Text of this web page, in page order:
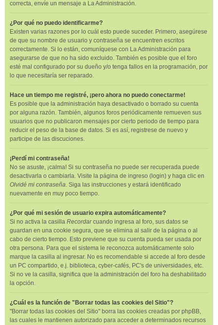
correcta, envíe un mensaje a La Administración.
¿Por qué no puedo identificarme?
Existen varias razones por lo cuál esto puede suceder. Primero, asegúrese
de que su nombre de usuario y contraseña se encuentren escritos
correctamente. Si lo están, comuníquese con La Administración para
asegurarse de que no ha sido excluido. También es posible que el foro
esté mal configurado por su dueño y/o tenga fallos en la programación, por
lo que necesitaría ser reparado.
Hace un tiempo me registré, ¡pero ahora no puedo conectarme!
Es posible que la administración haya desactivado o borrado su cuenta
por alguna razón. También, algunos foros periódicamente remueven sus
usuarios que no publicaron mensajes por cierto periodo de tiempo para
reducir el peso de la base de datos. Si es así, registrese de nuevo y
participe de las discuciones.
¡Perdí mi contraseña!
No se asuste, ¡calma! Si su contraseña no puede ser recuperada puede
desactivarla o cambiarla. Visite la página de ingreso (login) y haga clic en
Olvidé mi contraseña. Siga las instrucciones y estará identificado
nuevamente en muy poco tiempo.
¿Por qué mi sesión de usuario expira automáticamente?
Si no activa la casilla Recordarcuando ingresa al foro, sus datos se
guardan en una cookie segura, que se elimina al salir de la página o al
cabo de cierto tiempo. Esto previene que su cuenta pueda ser usada por
otra persona. Para que el sistema le reconozca automáticamente solo
marque la casilla al ingresar. No es recomendable si accede al foro desde
un PC compartido, e.j. biblioteca, cyber-cafés, PC's de universidades, etc.
Si no ve la casilla, significa que la administración del foro ha deshabilitado
la opción.
¿Cuál es la función de "Borrar todas las cookies del Sitio"?
"Borrar todas las cookies del Sitio" borra las cookies creadas por phpBB,
las cuales le mantienen autorizado para acceder a determinados recursos